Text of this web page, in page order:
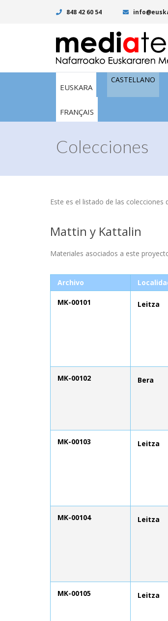
848 42 60 54
EUSKARA
CASTELLANO
FRANÇAIS
Colecciones
Este es el listado de las
Mattin y Kattalin
Materiales asociados a este
Archivo
MK-00101 Leitza
MK-00102 Bera
MK-00103 Leitza
MK-00104 Leitza
MK-00105 Leitza